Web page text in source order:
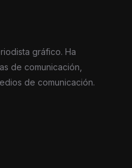
gráfico. Ha
de comunicación,
de comunicación.